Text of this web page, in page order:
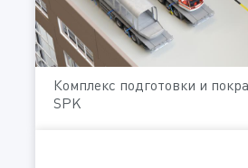
Комплекс подготовки и
SPK